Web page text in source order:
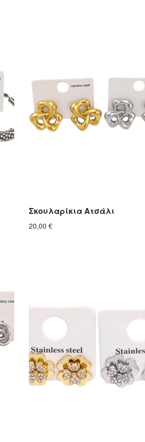
Σκουλαρίκια Ατσάλι
20,00 €